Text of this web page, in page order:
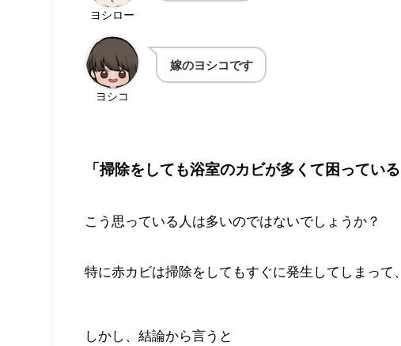
ヨシロー
ヨシコ
嫁のヨシコです
「掃除をしても浴室のカビが多くて困っている
こう思っている人は多いのではないでしょうか？
特に赤カビは掃除をしてもすぐに発生してしまっ
しかし、結論から言うと